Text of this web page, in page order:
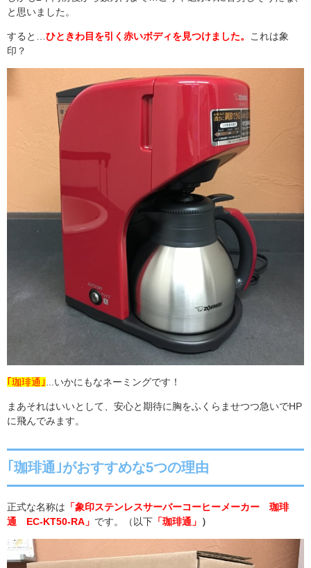
と思いました。
すると ひときわ目を引く赤いボディを見つけました。
これは象
印？
｢珈琲通｣ いかにもなネーミングです！
まあそれはいいとして、安心と期待に胸をふくらませつつ急いでHP
に飛んでみます。
｢珈琲通｣がおすすめな5つの理由
正式な名称は 「象印ステンレスサーバーコーヒーメーカー 珈琲
通 EC-KT50-RA」 です。（以下 「珈琲通」 ）